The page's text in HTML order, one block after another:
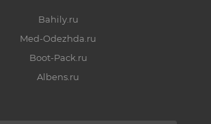
Bahily.ru
Med-Odezhda.ru
Boot-Pack.ru
Albens.ru